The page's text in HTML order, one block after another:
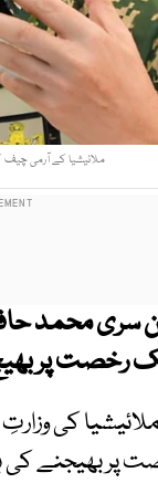
ملائیشیا کے آرمی چیف
سری محمد
رخصت پر
کی
پر بھیجنے